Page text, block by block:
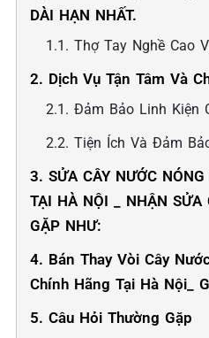
DÀI HẠN NHẤT.
1.1. Thợ Tay Nghề Cao
2. Dịch Vụ Tận Tâm Và
2.1. Đảm Bảo Linh Kiện
2.2. Tiện Ích Và Đảm
3. SỬA CÂY NƯỚC
TẠI HÀ NỘI _ NHẬN SỬA
GẶP NHƯ:
4. Bán Thay Vòi Cây
Chính Hãng Tại Hà Nội_
5. Câu Hỏi Thường Gặp